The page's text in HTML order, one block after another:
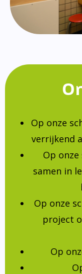
Op onze
verrijkend
Op
samen in
Op onze
project
Op